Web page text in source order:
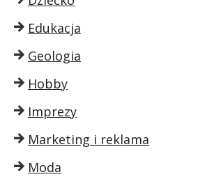
Edukacja
Geologia
Hobby
Imprezy
Marketing i reklama
Moda